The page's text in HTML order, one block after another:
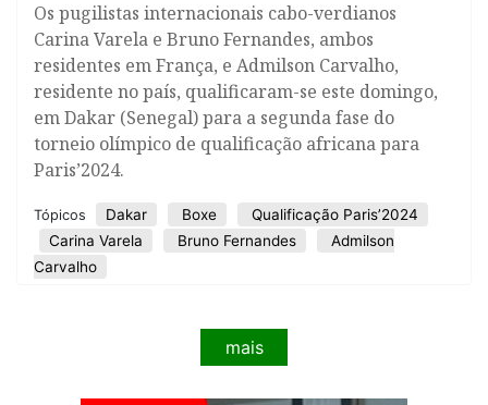
Os pugilistas internacionais cabo-verdianos
Carina Varela e Bruno Fernandes, ambos
residentes em França, e Admilson Carvalho,
residente no país, qualificaram-se este domingo,
em Dakar (Senegal) para a segunda fase do
torneio olímpico de qualificação africana para
Paris’2024.
Tópicos Dakar Boxe
Qualificação Paris’2024
Carina Varela
Bruno Fernandes
Admilson
Carvalho
mais